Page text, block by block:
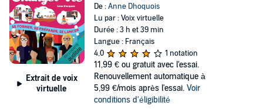
Extrait de voix
virtuelle
De :Anne Dhoquois
Lu par : Voix virtuelle
Durée : 3 h et 39 min
Langue : Français
4,0
1 notation
11,99 € ou gratuit avec l'essai.
Renouvellement automatique à
5,99 €/mois après l'essai. Voir
conditions d'éligibilité